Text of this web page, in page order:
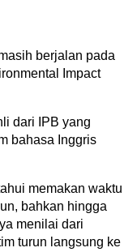
berjalan pada
Impact
dari IPB yang
bahasa Inggris
memakan waktu
bahkan hingga
menilai dari
turun langsung ke